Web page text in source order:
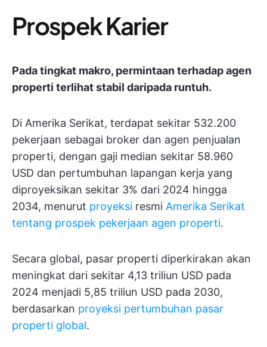
Prospek Karier
Pada tingkat makro, permintaan terhadap agen
properti terlihat stabil daripada runtuh.
Di Amerika Serikat, terdapat sekitar 532.200
pekerjaan sebagai broker dan agen penjualan
properti, dengan gaji median sekitar 58.960
USD dan pertumbuhan lapangan kerja yang
diproyeksikan sekitar 3% dari 2024 hingga
2034, menurut proyeksi resmi Amerika Serikat
tentang prospek pekerjaan agen properti.
Secara global, pasar properti diperkirakan akan
meningkat dari sekitar 4,13 triliun USD pada
2024 menjadi 5,85 triliun USD pada 2030,
berdasarkan proyeksi pertumbuhan pasar
properti global.